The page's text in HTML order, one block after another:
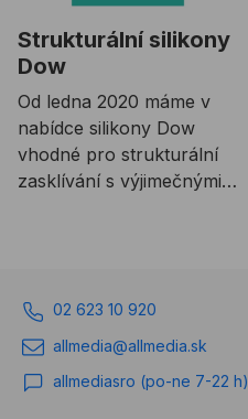
Strukturální silikony
Dow
Od ledna 2020 máme v
nabídce silikony Dow
vhodné pro strukturální
zasklívání s výjimečnými
02 623 10 920
allmedia@allmedia.sk
allmediasro (po-ne 7-22 h)